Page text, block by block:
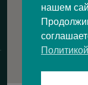
нашем